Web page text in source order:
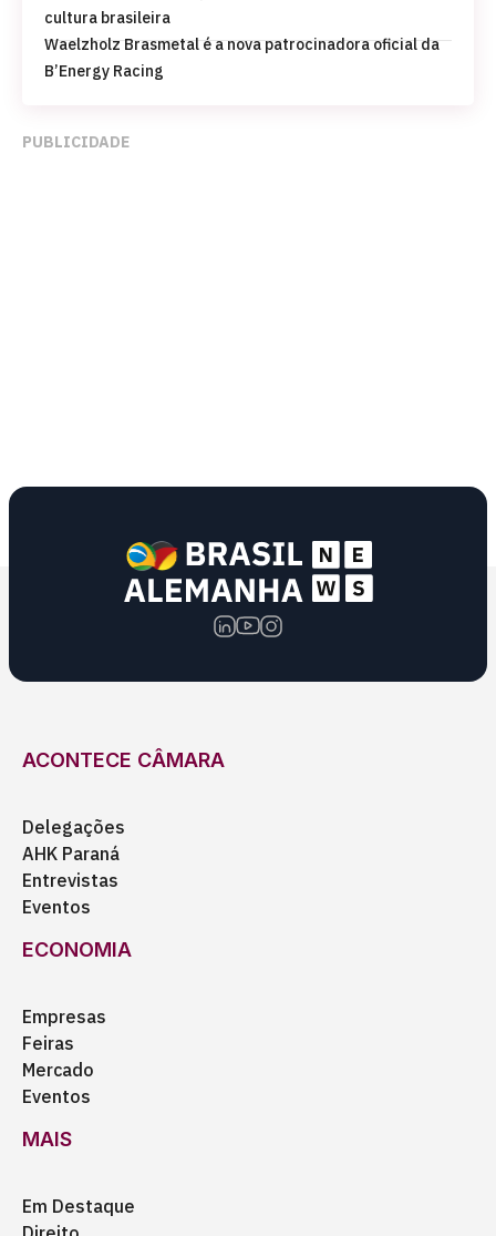
cultura brasileira
Waelzholz Brasmetal é a nova patrocinadora oficial da
B’Energy Racing
PUBLICIDADE
ACONTECE CÂMARA
Delegações
AHK Paraná
Entrevistas
Eventos
ECONOMIA
Empresas
Feiras
Mercado
Eventos
MAIS
Em Destaque